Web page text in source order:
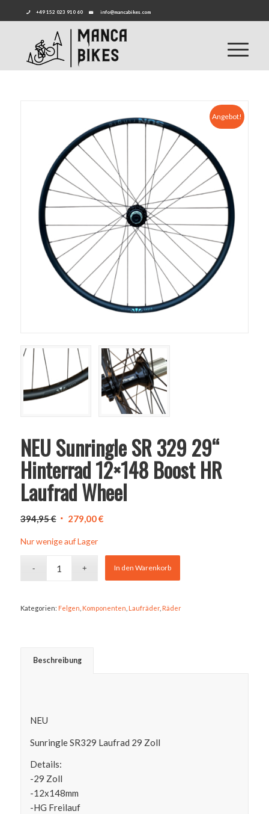
+49 152 023 910 60 info@mancabikes.com
Angebot!
NEU Sunringle SR 329 29“
Hinterrad 12×148 Boost HR
Laufrad Wheel
394,95€ Ursprünglicher
war:
279,00€Aktueller
Nur wenige auf Lager
In den Warenkorb
Kategorien: Felgen Komponenten Laufräder, Räder
Beschreibung
NEU
Sunringle SR329 Laufrad 29 Zoll
Details:
-29 Zoll
-12x148mm
-HG Freilauf